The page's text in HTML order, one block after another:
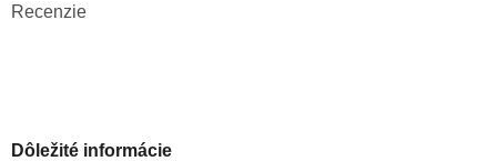
Recenzie
Dôležité informácie